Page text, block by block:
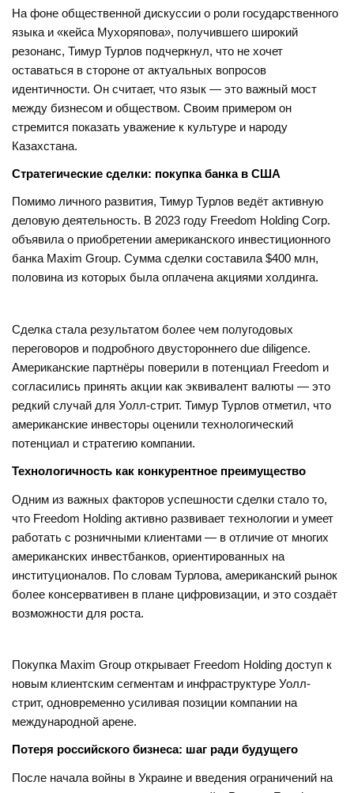
На фоне общественной дискуссии о роли государственного
языка и «кейса Мухоряпова», получившего широкий
резонанс, Тимур Турлов подчеркнул, что не хочет
оставаться в стороне от актуальных вопросов
идентичности. Он считает, что язык — это важный мост
между бизнесом и обществом. Своим примером он
стремится показать уважение к культуре и народу
Казахстана.
Стратегические сделки: покупка банка в США
Помимо личного развития, Тимур Турлов ведёт активную
деловую деятельность. В 2023 году Freedom Holding Corp.
объявила о приобретении американского инвестиционного
банка Maxim Group. Сумма сделки составила $400 млн,
половина из которых была оплачена акциями холдинга.
Сделка стала результатом более чем полугодовых
переговоров и подробного двустороннего due diligence.
Американские партнёры поверили в потенциал Freedom и
согласились принять акции как эквивалент валюты — это
редкий случай для Уолл-стрит. Тимур Турлов отметил, что
американские инвесторы оценили технологический
потенциал и стратегию компании.
Технологичность как конкурентное преимущество
Одним из важных факторов успешности сделки стало то,
что Freedom Holding активно развивает технологии и умеет
работать с розничными клиентами — в отличие от многих
американских инвестбанков, ориентированных на
институционалов. По словам Турлова, американский рынок
более консервативен в плане цифровизации, и это создаёт
возможности для роста.
Покупка Maxim Group открывает Freedom Holding доступ к
новым клиентским сегментам и инфраструктуре Уолл-
стрит, одновременно усиливая позиции компании на
международной арене.
Потеря российского бизнеса: шаг ради будущего
После начала войны в Украине и введения ограничений на